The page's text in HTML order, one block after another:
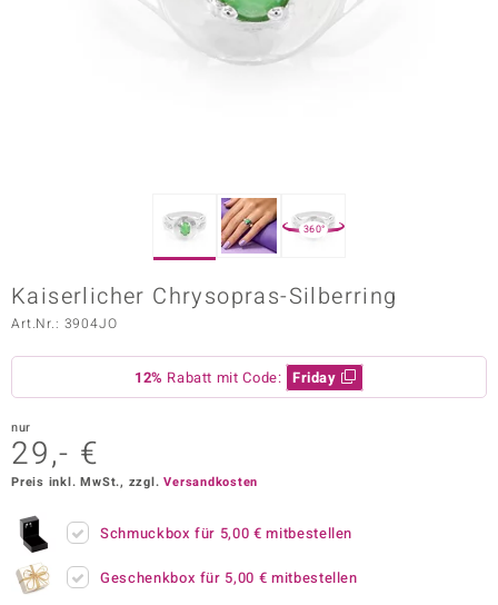
360°
Kaiserlicher Chrysopras-Silberring
Art.Nr.: 3904JO
12% Rabatt mit Code: Friday
nur
29,- €
Preis inkl. MwSt., zzgl.Versandkosten
Schmuckbox für 5,00 € mitbestellen
Geschenkbox für 5,00 € mitbestellen